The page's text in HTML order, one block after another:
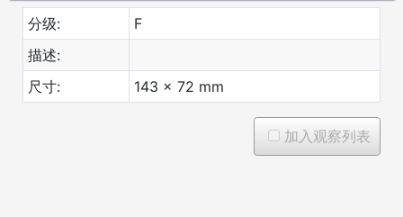
分级:
F
描述:
尺寸:
143 x 72 mm
加入观察列表